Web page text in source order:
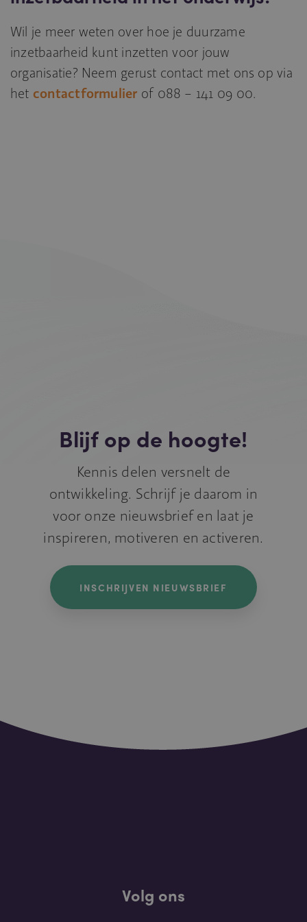
Wil je meer weten over hoe je duurzame
inzetbaarheid kunt inzetten voor jouw
organisatie? Neem gerust contact met ons op via
het contactformulier of 088 – 141 09 00.
Blijf op de hoogte!
Kennis delen versnelt de
ontwikkeling. Schrijf je daarom in
voor onze nieuwsbrief en laat je
inspireren, motiveren en activeren.
INSCHRIJVEN NIEUWSBRIEF
Volg ons